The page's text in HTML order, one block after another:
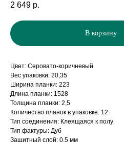
2 649 р.
В корзину
Цвет: Серовато-коричневый
Вес упаковки: 20,35
Ширина планки: 223
Длина планки: 1528
Толщина планки: 2,5
Количество планок в упаковке: 12
Тип соединения: Клеящаяся к полу
Тип фактуры: Дуб
Защитный слой: 0,5 мм